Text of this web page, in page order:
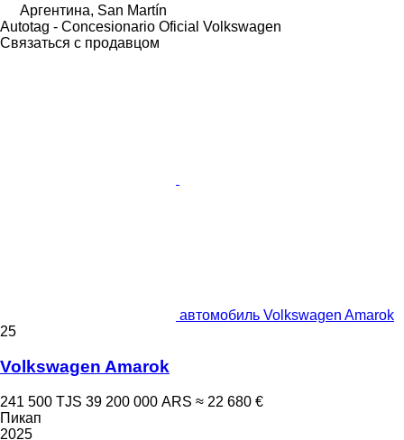
Аргентина, San Martín
Autotag - Concesionario Oficial Volkswagen
Связаться с продавцом
автомобиль Volkswagen Amarok
25
Volkswagen Amarok
241 500 TJS 39 200 000 ARS ≈ 22 680 €
Пикап
2025